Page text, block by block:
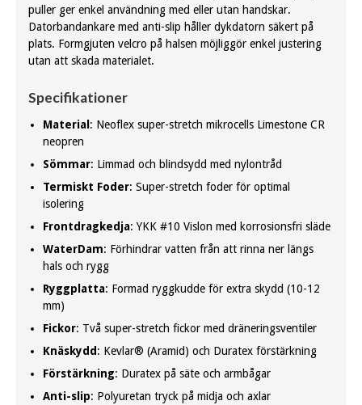
puller ger enkel användning med eller utan handskar.
Datorbandankare med anti-slip håller dykdatorn säkert på
plats. Formgjuten velcro på halsen möjliggör enkel justering
utan att skada materialet.
Specifikationer
Material : Neoflex super-stretch mikrocells Limestone CR
neopren
Sömmar: Limmad och blindsydd med nylontråd
Termiskt Foder: Super-stretch foder för optimal
isolering
Frontdragkedja: YKK #10 Vislon med korrosionsfri släde
WaterDam: Förhindrar vatten från att rinna ner längs
hals och rygg
Ryggplatta: Formad ryggkudde för extra skydd (10-12
mm)
Fickor: Två super-stretch fickor med dräneringsventiler
Knäskydd : Kevlar® (Aramid) och Duratex förstärkning
Förstärkning: Duratex på säte och armbågar
Anti-slip: Polyuretan tryck på midja och axlar